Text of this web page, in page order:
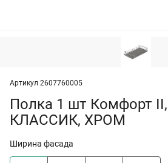
Артикул 2607760005
Полка 1 шт Комфорт
КЛАССИК, ХРОМ
Ширина фасада